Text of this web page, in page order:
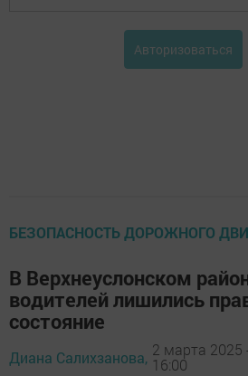
Авторизоваться
БЕЗОПАСНОСТЬ ДОРОЖНОГО
В Верхнеуслонском
водителей лишились
состояние
Диана Салихзанова, 2 марта 2025
16:00